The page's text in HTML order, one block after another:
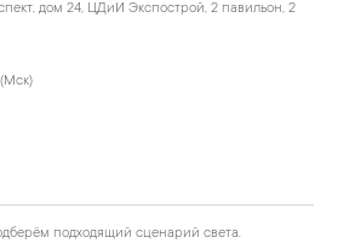
дом 24, ЦДиИ Экспострой, 2 павильон, 2
подходящий сценарий света.